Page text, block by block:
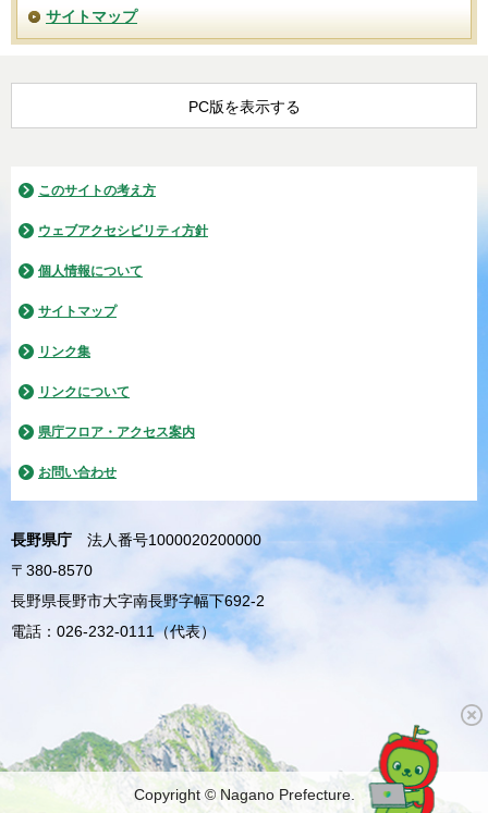
サイトマップ
PC版を表示する
このサイトの考え方
ウェブアクセシビリティ方針
個人情報について
サイトマップ
リンク集
リンクについて
県庁フロア・アクセス案内
お問い合わせ
長野県庁
法人番号1000020200000
〒380-8570
長野県長野市大字南長野字幅下692-2
電話：026-232-0111（代表）
Copyright © Nagano Prefecture.